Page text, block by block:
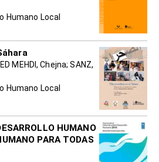
Humano Local
MEHDI, Chejna; SANZ,
Humano Local
HUMANO
PARA TODAS